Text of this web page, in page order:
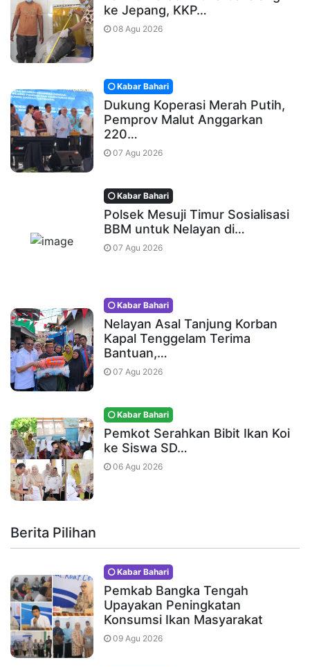
ke Jepang, KKP…
08 Agu 2026
Kabar Bahari
Dukung Koperasi Merah Putih,
Pemprov Malut Anggarkan
220…
07 Agu 2026
Kabar Bahari
Polsek Mesuji Timur Sosialisasi
BBM untuk Nelayan di…
07 Agu 2026
Kabar Bahari
Nelayan Asal Tanjung Korban
Kapal Tenggelam Terima
Bantuan,…
07 Agu 2026
Kabar Bahari
Pemkot Serahkan Bibit Ikan Koi
ke Siswa SD…
06 Agu 2026
Berita Pilihan
Kabar Bahari
Pemkab Bangka Tengah
Upayakan Peningkatan
Konsumsi Ikan Masyarakat
09 Agu 2026